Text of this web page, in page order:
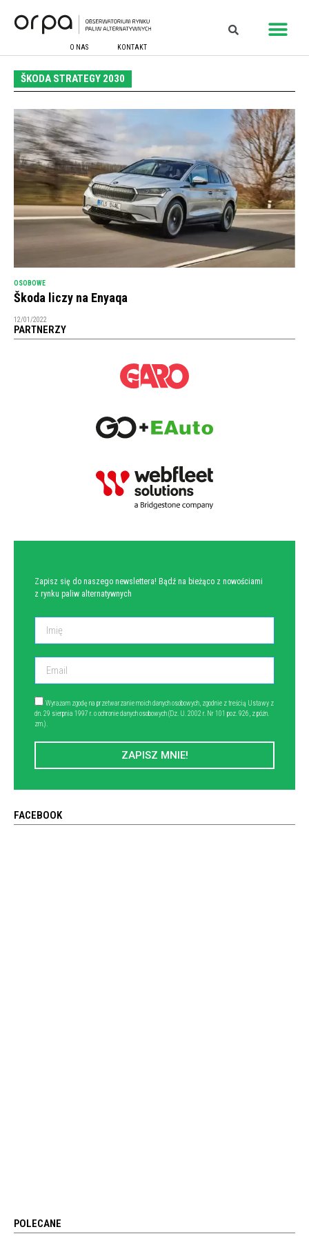
O NAS KONTAKT
ŠKODA STRATEGY 2030
OSOBOWE
Škoda liczy na Enyaqa
12/01/2022
PARTNERZY
Zapisz się do naszego newslettera! Bądź na bieżąco z nowościami
z rynku paliw alternatywnych
Wyrażam zgodę na przetwarzanie moich danych osobowych, zgodnie z treścią Ustawy z
dn. 29 sierpnia 1997 r. o ochronie danych osobowych (Dz. U. 2002 r. Nr 101 poz. 926, z późn.
zm.).
ZAPISZ MNIE!
FACEBOOK
POLECANE